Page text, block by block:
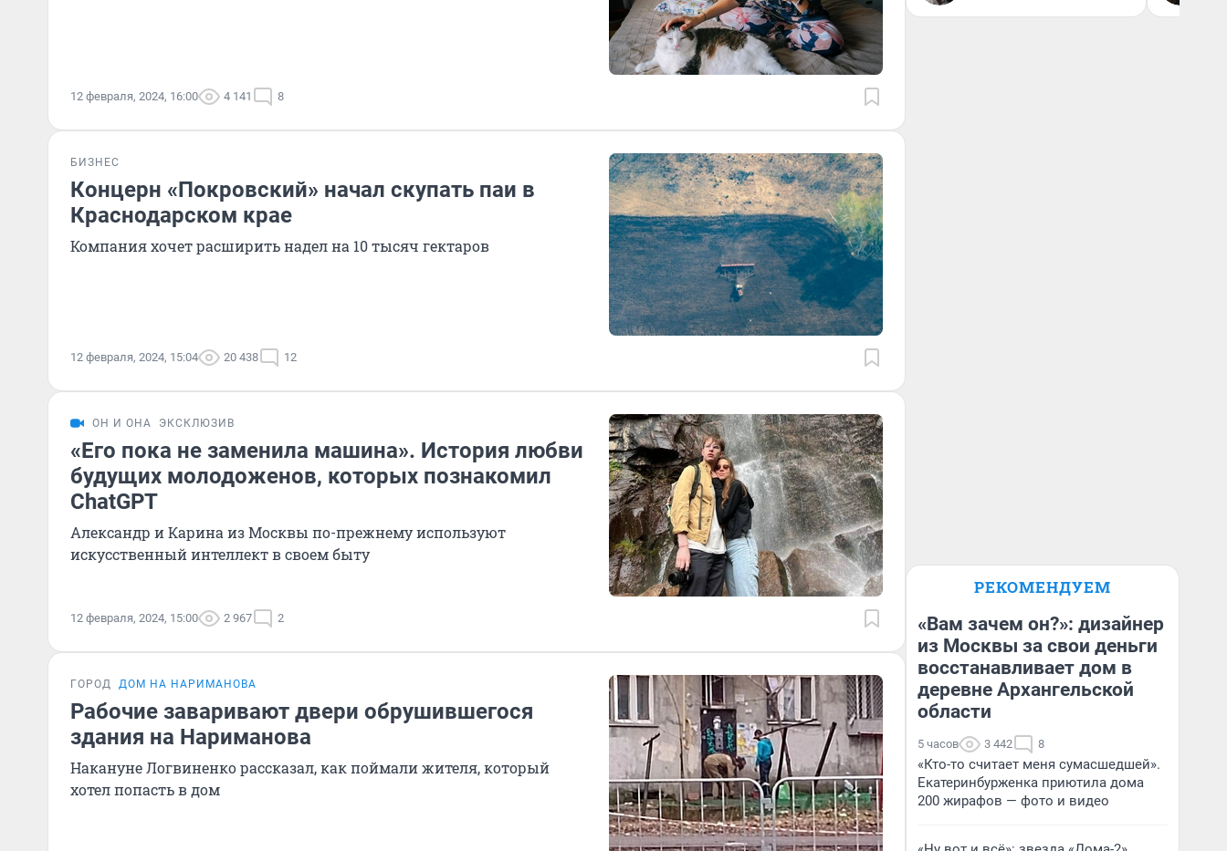
12 февраля, 2024, 16:00 4 141 8
БИЗНЕС
Концерн «Покровский» начал скупать паи в
Краснодарском крае
Компания хочет расширить надел на 10 тысяч гектаров
12 февраля, 2024, 15:04 20 438 12
ОН И ОНА ЭКСКЛЮЗИВ
«Его пока не заменила машина». История любви
будущих молодоженов, которых познакомил
ChatGPT
Александр и Карина из Москвы по-прежнему используют
искусственный интеллект в своем быту
12 февраля, 2024, 15:00 2 967 2
ГОРОД ДОМ НА НАРИМАНОВА
Рабочие заваривают двери обрушившегося
здания на Нариманова
Накануне Логвиненко рассказал, как поймали жителя, который
хотел попасть в дом
РЕКОМЕНДУЕМ
«Вам зачем он?»: дизайнер
из Москвы за свои деньги
восстанавливает дом в
деревне Архангельской
области
5 часов 3 442 8
«Кто-то считает меня сумасшедшей».
Екатеринбурженка приютила дома
200 жирафов — фото и видео